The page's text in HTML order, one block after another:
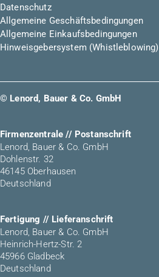
Datenschutz
Allgemeine Geschäftsbedingungen
Allgemeine Einkaufsbedingungen
Hinweisgebersystem (Whistleblowing)
© Lenord, Bauer & Co. GmbH
Firmenzentrale // Postanschrift
Lenord, Bauer & Co. GmbH
Dohlenstr. 32
46145 Oberhausen
Deutschland
Fertigung // Lieferanschrift
Lenord, Bauer & Co. GmbH
Heinrich-Hertz-Str. 2
45966 Gladbeck
Deutschland